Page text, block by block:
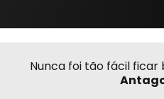
Nunca foi tão fácil